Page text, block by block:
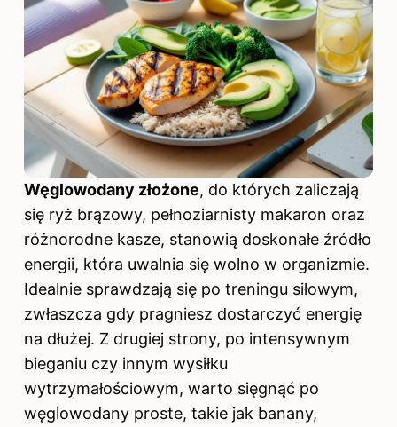
Węglowodany złożone, do których zaliczają
się ryż brązowy, pełnoziarnisty makaron oraz
różnorodne kasze, stanowią doskonałe źródło
energii, która uwalnia się wolno w organizmie.
Idealnie sprawdzają się po treningu siłowym,
zwłaszcza gdy pragniesz dostarczyć energię
na dłużej. Z drugiej strony, po intensywnym
bieganiu czy innym wysiłku
wytrzymałościowym, warto sięgnąć po
węglowodany proste, takie jak banany,